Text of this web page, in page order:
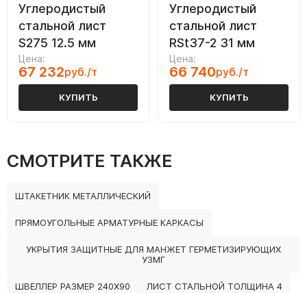
Углеродистый
стальной лист
S275 12.5 мм
Цена:
67 232руб./т
КУПИТЬ
Углеродистый
стальной лист
RSt37-2 31 мм
Цена:
66 740руб./т
КУПИТЬ
СМОТРИТЕ ТАКЖЕ
ШТАКЕТНИК МЕТАЛЛИЧЕСКИЙ
ПРЯМОУГОЛЬНЫЕ АРМАТУРНЫЕ КАРКАСЫ
УКРЫТИЯ ЗАЩИТНЫЕ ДЛЯ МАНЖЕТ ГЕРМЕТИЗИРУЮЩИХ
УЗМГ
ШВЕЛЛЕР РАЗМЕР 240Х90 ЛИСТ СТАЛЬНОЙ ТОЛЩИНА 4